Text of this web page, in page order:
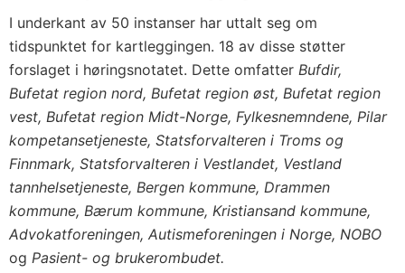
I underkant av 50 instanser har uttalt seg om
tidspunktet for kartleggingen. 18 av disse støtter
forslaget i høringsnotatet. Dette omfatter Bufdir,
Bufetat region nord, Bufetat region øst, Bufetat region
vest, Bufetat region Midt-Norge, Fylkesnemndene, Pilar
kompetansetjeneste, Statsforvalteren i Troms og
Finnmark, Statsforvalteren i Vestlandet, Vestland
tannhelsetjeneste, Bergen kommune, Drammen
kommune, Bærum kommune, Kristiansand kommune,
Advokatforeningen, Autismeforeningen i Norge, NOBO
og Pasient- og brukerombudet.